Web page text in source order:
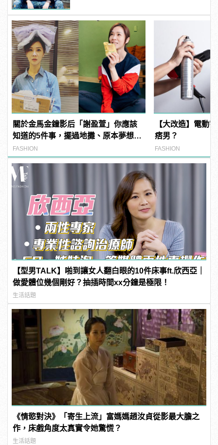
關於金馬金鐘影后「謝盈萱」你應該
知道的5件事，擺過地攤、原本夢想不
是當演員？
FASHION
【大改造】電動
痞男？
FASHION
【型男TALK】啪到讓女人翻白眼的10件床事ft.欣西亞｜
做愛體位幾個剛好？抽插時間xx分鐘是極限！
生活話題
《情慾對決》「寄生上流」富媽媽趙汝貞從影最大膽之
作，床戲角度太真實令她驚慌？
生活話題